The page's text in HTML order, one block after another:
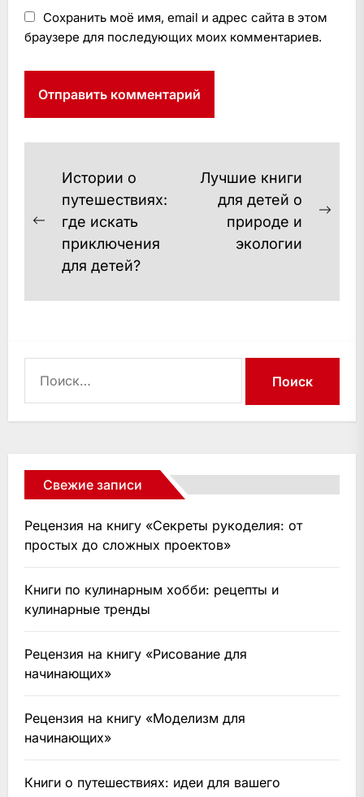
Сохранить моё имя, email и адрес сайта в этом
браузере для последующих моих комментариев.
Навигация
записям
Предыдущая
запись:
Истории о
путешествиях:
где искать
приключения
для детей?
Лучшие книги
для детей о
природе и
экологии
Свежие записи
Рецензия на книгу «Секреты рукоделия: от
простых до сложных проектов»
Книги по кулинарным хобби: рецепты и
кулинарные тренды
Рецензия на книгу «Рисование для
начинающих»
Рецензия на книгу «Моделизм для
начинающих»
Книги о путешествиях: идеи для вашего